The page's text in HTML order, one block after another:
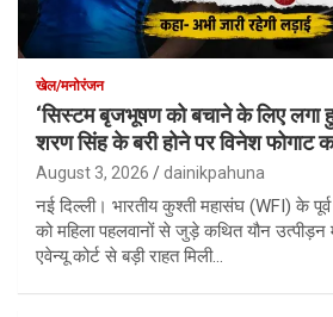
खेल/मनोरंजन
‘सिस्टम बृजभूषण को बचाने के लिए
शरण सिंह के बरी होने पर विनेश फोगाट
August 3, 2026 dainikpahuna
नई दिल्ली। भारतीय कुश्ती महासंघ (WFI) के
को महिला पहलवानों से जुड़े कथित यौन उत्पीड़न
एवेन्यू कोर्ट से बड़ी राहत मिली…